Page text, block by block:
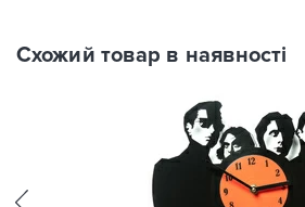
Схожий товар в наявності